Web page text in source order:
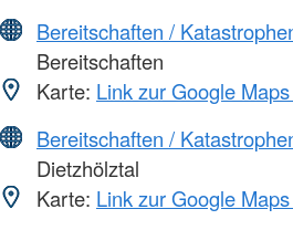
Bereitschaften /
Bereitschaften
Karte: Link zur Google
Bereitschaften /
Dietzhölztal
Karte: Link zur Google